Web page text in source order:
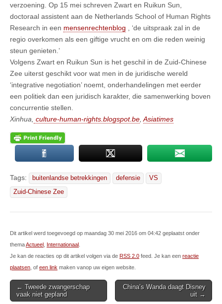
verzoening. Op 15 mei schreven Zwart en Ruikun Sun,
doctoraal assistent aan de Netherlands School of Human Rights
Research in een mensenrechtenblog , ‘de uitspraak zal in de
regio overkomen als een giftige vrucht en om die reden weinig
steun genieten.’
Volgens Zwart en Ruikun Sun is het geschil in de Zuid-Chinese
Zee uiterst geschikt voor wat men in de juridische wereld
‘integrative negotiation’ noemt, onderhandelingen met eerder
een politiek dan een juridisch karakter, die samenwerking boven
concurrentie stellen.
Xinhua, culture-human-rights.blogspot.be Asiatimes
Tags: buitenlandse betrekkingen defensie
VS
Zuid-Chinese Zee
Dit artikel werd toegevoegd op maandag 30 mei 2016 om 04:42 geplaatst onder
themaActueel Internationaal
Je kan de reacties op dit artikel volgen via de RSS 2.0 feed. Je kan een reactie
plaatsen , of een link maken vanop uw eigen website.
Post
navigation
← Tweede zwangerschap
vaak niet gepland
China’s Wanda daagt Disney
uit →